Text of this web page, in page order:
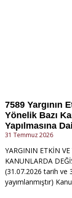
7589 Yargının
Yönelik Bazı
Yapılmasına
31 Temmuz 2026
YARGININ ETKİN
KANUNLARDA
(31.07.2026 tarih ve